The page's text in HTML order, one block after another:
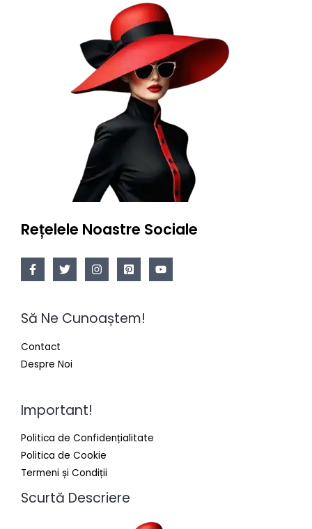
Rețelele Noastre Sociale
Să Ne Cunoaștem!
Contact
Despre Noi
Important!
Politica de Confidențialitate
Politica de Cookie
Termeni și Condiții
Scurtă Descriere